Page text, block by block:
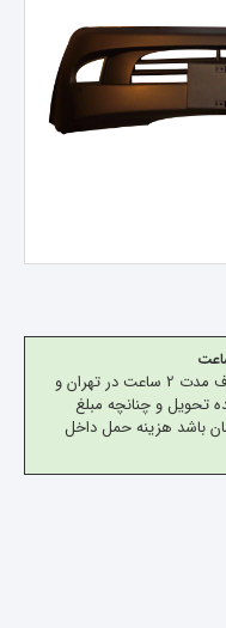
از زمان سفارش این کالا حداکثر ظرف مدت 2 ساعت در تهران و
تحویل و چنانچه مبلغ
باشد هزینه حمل داخل